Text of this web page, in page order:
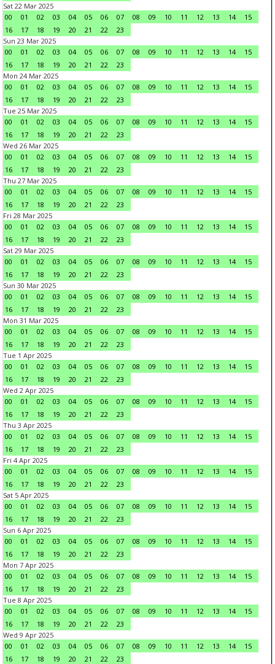
Sat 22 Mar 2025
00
01 02 03 04 05 06 07 08 09 10 11 12 13 14
15
16
17 18 19 20 21 22
23
Sun 23 Mar 2025
00
01 02 03 04 05 06 07 08 09 10 11 12 13 14
15
16
17 18 19 20 21 22
23
Mon 24 Mar 2025
00
01 02 03 04 05 06 07 08 09 10 11 12 13 14
15
16
17 18 19 20 21 22
23
Tue 25 Mar 2025
00
01 02 03 04 05 06 07 08 09 10 11 12 13 14
15
16
17 18 19 20 21 22
23
Wed 26 Mar 2025
00
01 02 03 04 05 06 07 08 09 10 11 12 13 14
15
16
17 18 19 20 21 22
23
Thu 27 Mar 2025
00
01 02 03 04 05 06 07 08 09 10 11 12 13 14
15
16
17 18 19 20 21 22
23
Fri 28 Mar 2025
00
01 02 03 04 05 06 07 08 09 10 11 12 13 14
15
16
17 18 19 20 21 22
23
Sat 29 Mar 2025
00
01 02 03 04 05 06 07 08 09 10 11 12 13 14
15
16
17 18 19 20 21 22
23
Sun 30 Mar 2025
00
01 02 03 04 05 06 07 08 09 10 11 12 13 14
15
16
17 18 19 20 21 22
23
Mon 31 Mar 2025
00
01 02 03 04 05 06 07 08 09 10 11 12 13 14
15
16
17 18 19 20 21 22
23
Tue 1 Apr 2025
00
01 02 03 04 05 06 07 08 09 10 11 12 13 14
15
16
17 18 19 20 21 22
23
Wed 2 Apr 2025
00
01 02 03 04 05 06 07 08 09 10 11 12 13 14
15
16
17 18 19 20 21 22
23
Thu 3 Apr 2025
00
01 02 03 04 05 06 07 08 09 10 11 12 13 14
15
16
17 18 19 20 21 22
23
Fri 4 Apr 2025
00
01 02 03 04 05 06 07 08 09 10 11 12 13 14
15
16
17 18 19 20 21 22
23
Sat 5 Apr 2025
00
01 02 03 04 05 06 07 08 09 10 11 12 13 14
15
16
17 18 19 20 21 22
23
Sun 6 Apr 2025
00
01 02 03 04 05 06 07 08 09 10 11 12 13 14
15
16
17 18 19 20 21 22
23
Mon 7 Apr 2025
00
01 02 03 04 05 06 07 08 09 10 11 12 13 14
15
16
17 18 19 20 21 22
23
Tue 8 Apr 2025
00
01 02 03 04 05 06 07 08 09 10 11 12 13 14
15
16
17 18 19 20 21 22
23
Wed 9 Apr 2025
00
01 02 03 04 05 06 07 08 09 10 11 12 13 14
15
16
17 18 19 20 21 22
23